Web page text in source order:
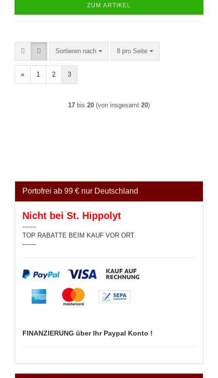
ZUM ARTIKEL
Sortieren nach
Sortieren nach 8 pro Seite
pro Seite
« 1 2 3
17 bis 20 (von insgesamt 20)
Portofrei ab 99 € nur Deutschland
Nicht bei St. Hippolyt
-------
TOP RABATTE BEIM KAUF VOR ORT
-------
FINANZIERUNG über Ihr Paypal Konto !